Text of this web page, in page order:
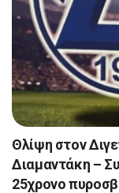
Θλίψη στον
Διαμαντάκη –
25χρονο